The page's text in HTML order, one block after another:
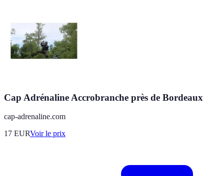
Cap Adrénaline Accrobranche près de Bordeaux
cap-adrenaline.com
17 EURVoir le prix